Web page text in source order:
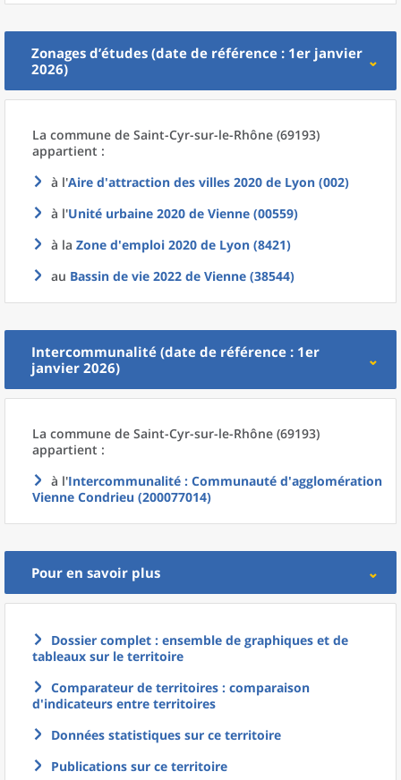
Zonages d’études (date de référence : 1er janvier
2026)
La commune de Saint-Cyr-sur-le-Rhône (69193)
appartient :
à l'Aire d'attraction des villes 2020 de Lyon (002)
à l'Unité urbaine 2020 de Vienne (00559)
à la Zone d'emploi 2020 de Lyon (8421)
au Bassin de vie 2022 de Vienne (38544)
Intercommunalité (date de référence : 1er
janvier 2026)
La commune de Saint-Cyr-sur-le-Rhône (69193)
appartient :
à l'Intercommunalité : Communauté d'agglomération
Vienne Condrieu (200077014)
Pour en savoir plus
Dossier complet : ensemble de graphiques et de
tableaux sur le territoire
Comparateur de territoires : comparaison
d'indicateurs entre territoires
Données statistiques sur ce territoire
Publications sur ce territoire